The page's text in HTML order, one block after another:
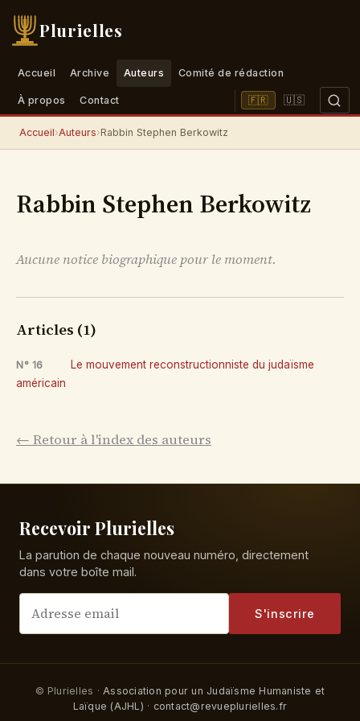
Plurielles
Accueil Archive Auteurs Comité de rédaction
À propos Contact 🇫🇷 🇺🇸
Accueil›Auteurs›Rabbin Stephen Berkowitz
Rabbin Stephen Berkowitz
Aucune notice biographique pour le moment.
Articles (1)
N° 16
Le mouvement reconstructionniste du judaïsme
américain
← Retour à l'index des auteurs
Recevoir Plurielles
La parution de chaque nouveau numéro, directement
dans votre boîte mail.
S'inscrire
© Plurielles · Association pour un Judaïsme Humaniste et
Laïque (AJHL) · contact@revueplurielles.fr